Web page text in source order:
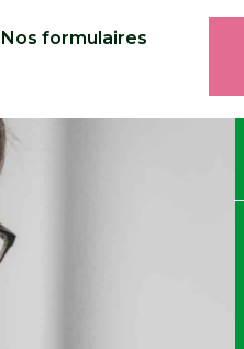
Nos formulaires